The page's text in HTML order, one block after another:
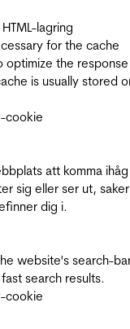
lagring
for the cache
the
is usually stored
cookie
att komma ihåg
sig eller ser ut,
dig i.
website's search-
search results.
cookie